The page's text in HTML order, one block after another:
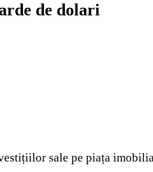
de dolari
sale pe piața